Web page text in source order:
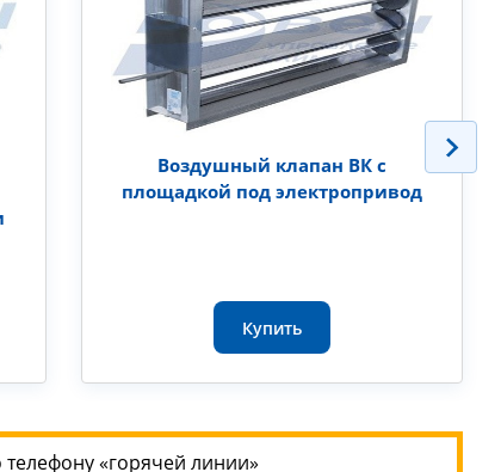
Воздушный клапан ВК с
площадкой под электропривод
Купить
«горячей линии»